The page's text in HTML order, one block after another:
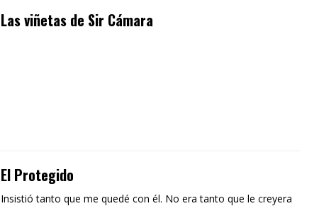
Las viñetas de Sir Cámara
El Protegido
Insistió tanto que me quedé con él. No era tanto que le creyera